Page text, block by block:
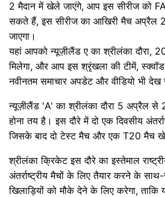
2 मैदान में खेले जाएंगे, आप इस सीरीज को
सकते हैं, इस सीरीज का आखिरी मैच अप्रैल
जाएगा।
यहां आपको न्यूज़ीलैंड ए का श्रीलंका दौरा,
मिलेगा, और आप इस श्रृंखला की टीमें,
नवीनतम समाचार अपडेट और वीडियो भी
न्यूज़ीलैंड 'A' का श्रीलंका दौरा 5 अप्रैल
होना तय है। इस दौरे में दो एक दिवसीय
जिसके बाद दो टेस्ट मैच और एक T20 मैच
श्रीलंका क्रिकेट इस दौरे का इस्तेमाल
अंतर्राष्ट्रीय मैचों के लिए तैयार करने के
खिलाड़ियों को मौके देने के लिए करेगा,